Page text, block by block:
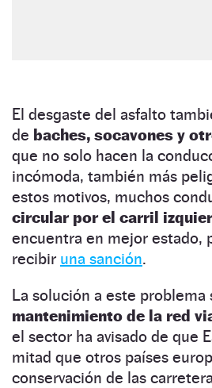
El desgaste del asfalto
de baches, socavones y
que no solo hacen la
incómoda, también más
estos motivos, muchos
circular por el carril
encuentra en mejor estado,
recibir una sanción.
La solución a este problema
mantenimiento de la red
el sector ha avisado de que
mitad que otros países
conservación de las